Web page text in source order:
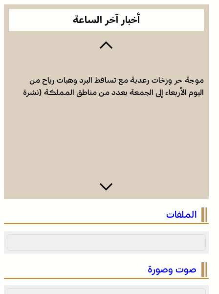
أخبار آخر الساعة
موجة حر وزخات رعدية مع تساقط البرد وهبات رياح من
اليوم الأربعاء إلى الجمعة بعدد من مناطق المملكة (نشرة
للدار البيضاء
الملفات
صوت وصورة